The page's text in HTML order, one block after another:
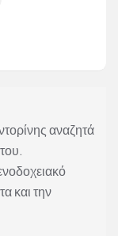
αναζητά
και την